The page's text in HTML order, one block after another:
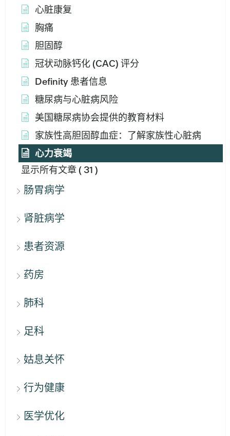
心脏康复
胸痛
胆固醇
冠状动脉钙化 (CAC) 评分
Definity 患者信息
糖尿病与心脏病风险
美国糖尿病协会提供的教育材料
家族性高胆固醇血症：了解家族性心脏病
心力衰竭
显示所有文章 ( 31 )
肠胃病学
肾脏病学
患者资源
药房
肺科
足科
姑息关怀
行为健康
医学优化